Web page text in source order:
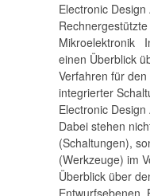
Electronic
Mikroelektronik
einen Überblick
Verfahren für
integrierter
Electronic
Dabei stehen
(Schaltungen),
(Werkzeuge) im
Überblick über
Entwurfsebenen,